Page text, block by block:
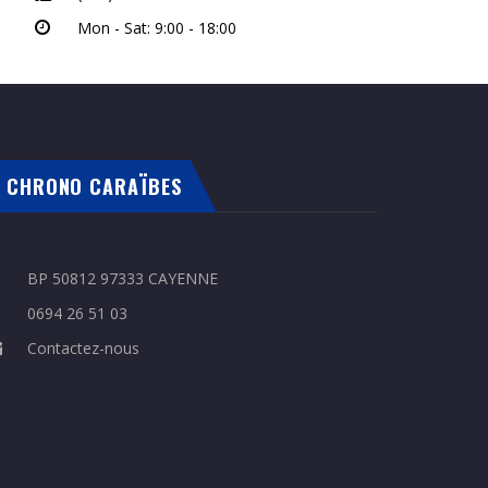
Mon - Sat: 9:00 - 18:00
CHRONO CARAÏBES
BP 50812 97333 CAYENNE
0694 26 51 03
Contactez-nous